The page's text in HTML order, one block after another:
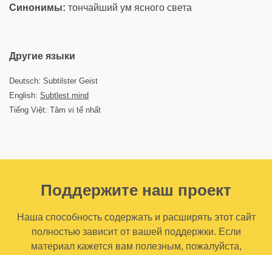
Синонимы: тончайший ум ясного света
Другие языки
Deutsch: Subtilster Geist
English: Subtlest mind
Tiếng Việt: Tâm vi tế nhất
Поддержите наш проект
Наша способность содержать и расширять этот сайт
полностью зависит от вашей поддержки. Если
материал кажется вам полезным, пожалуйста,